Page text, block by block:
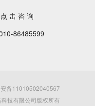
击 咨 询
86485599
备11010502040567
技有限公司版权所有